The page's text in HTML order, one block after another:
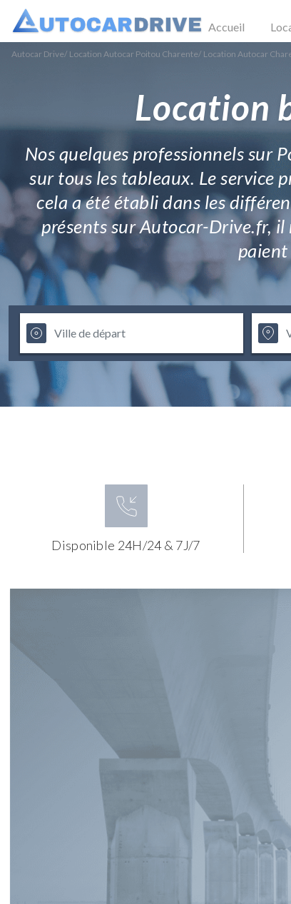
Accueil
Autocar Drive/ Location Autocar Poitou Charente/ Location Autocar
Location
Nos quelques professionnels sur
sur tous les tableaux. Le service
cela a été établi dans les
présents sur Autocar-Drive.fr, il
Disponible 24H/24 & 7J/7